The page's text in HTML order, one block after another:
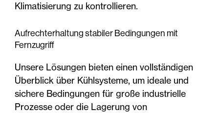
Klimatisierung zu kontrollieren.
Aufrechterhaltung stabiler Bedingungen mit
Fernzugriff
Unsere Lösungen bieten einen vollständigen
Überblick über Kühlsysteme, um ideale und
sichere Bedingungen für große industrielle
Prozesse oder die Lagerung von